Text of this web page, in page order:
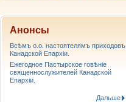
Анонсы
Всѣмъ о.о. настоятелямъ приходовъ
Канадской Епархiи.
Ежегодное Пастырское говѣніе
священнослужителей Канадской
Епархіи.
Дальше